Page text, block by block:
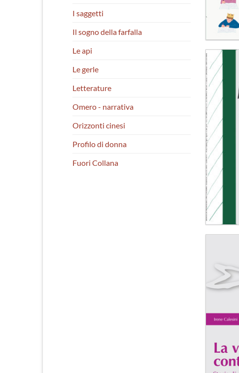
I saggetti
Il sogno della farfalla
Le api
Le gerle
Letterature
Omero - narrativa
Orizzonti cinesi
Profilo di donna
Fuori Collana